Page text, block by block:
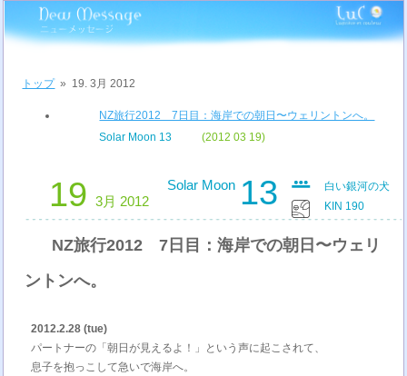
トップ» 19. 3月 2012
NZ旅行2012 7日目：海岸での朝日〜ウェリントンへ。
Solar Moon 13
(2012 03 19)
19 3月 2012
Solar Moon 13
白い銀河の犬
KIN 190
NZ旅行2012 7日目：海岸での朝日〜ウェリ
ントンへ。
2012.2.28 (tue)
パートナーの「朝日が見えるよ！」という声に起こされて、
息子を抱っこして急いで海岸へ。